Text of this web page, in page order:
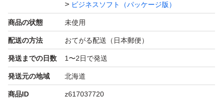
ビジネスソフト（パッケージ版）
商品の状態 未使用
配送の方法 おてがる配送（日本郵便）
発送までの日数 1〜2日で発送
発送元の地域 北海道
商品ID z617037720